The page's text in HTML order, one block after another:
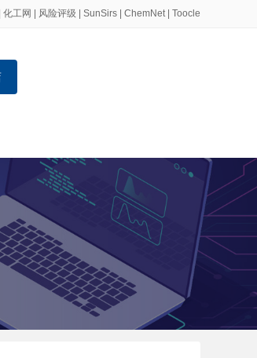
化工网 风险评级 SunSirs ChemNet| Toocle